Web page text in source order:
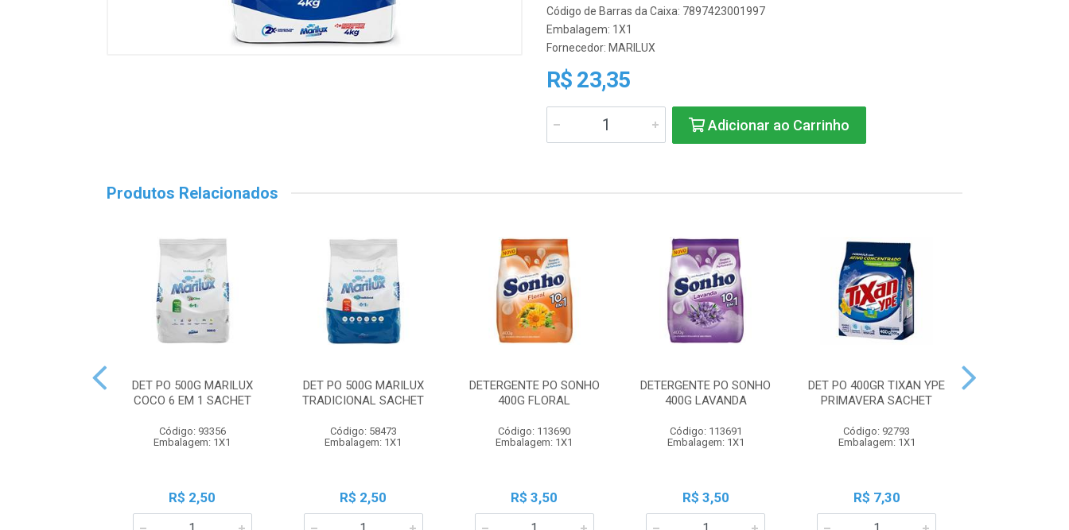
Código de Barras da Caixa: 7897423001997
Embalagem: 1X1
Fornecedor: MARILUX
R$ 23,35
Adicionar ao Carrinho
Produtos Relacionados
DET PO 500G MARILUX
COCO 6 EM 1 SACHET
Código: 93356
Embalagem: 1X1
R$ 2,50
DET PO 500G MARILUX
TRADICIONAL SACHET
Código: 58473
Embalagem: 1X1
R$ 2,50
DETERGENTE PO SONHO
400G FLORAL
Código: 113690
Embalagem: 1X1
R$ 3,50
DETERGENTE PO SONHO
400G LAVANDA
Código: 113691
Embalagem: 1X1
R$ 3,50
DET PO 400GR TIXAN YPE
PRIMAVERA SACHET
Código: 92793
Embalagem: 1X1
R$ 7,30